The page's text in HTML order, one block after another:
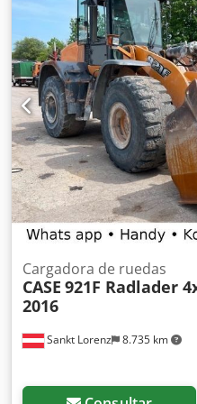
neto: 20.900,- euros.
Sankt Lorenz 8.735 km
Cargadora de ruedas
CASE 921F Radlader
2016